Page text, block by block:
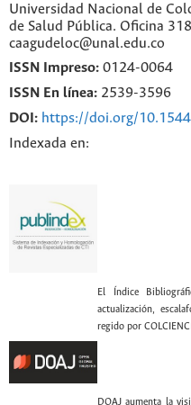
Universidad Nacional de
de Salud Pública. Oficina
caagudeloc@unal.edu.co
ISSN Impreso: 0124-0064
ISSN En línea: 2539-3596
DOI: https://doi.org/
Indexada en:
El Índice
actualización,
regido por
DOAJ aumenta la